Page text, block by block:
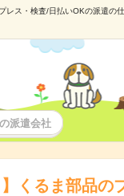
レス・検査/日払いOKの派遣
派遣会社
くるま部品